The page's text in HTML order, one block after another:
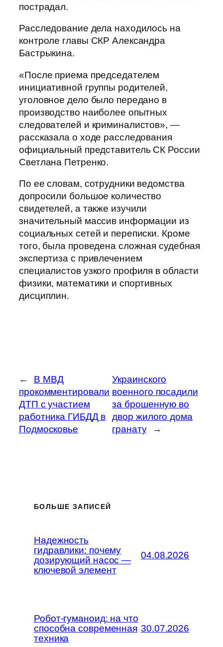
пострадал.
Расследование дела находилось на
контроле главы СКР Александра
Бастрыкина.
«После приема председателем
инициативной группы родителей,
уголовное дело было передано в
производство наиболее опытных
следователей и криминалистов», —
рассказала о ходе расследования
официальный представитель СК России
Светлана Петренко.
По ее словам, сотрудники ведомства
допросили большое количество
свидетелей, а также изучили
значительный массив информации из
социальных сетей и переписки. Кроме
того, была проведена сложная судебная
экспертиза с привлечением
специалистов узкого профиля в области
физики, математики и спортивных
дисциплин.
←
В МВД
прокомментировали
ДТП с участием
работника ГИБДД в
Подмосковье
Украинского
военного посадили
за брошенную во
двор жилого дома
гранату
→
БОЛЬШЕ ЗАПИСЕЙ
Надежность
гидравлики: почему
дозирующий насос —
ключевой элемент
04.08.2026
Робот-гуманоид: на что
способна современная
техника
30.07.2026